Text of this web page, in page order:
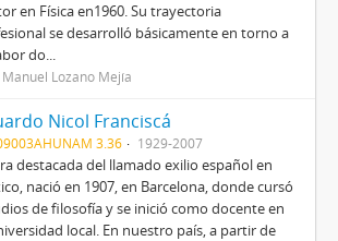
en Física en1960. Su trayectoria
se desarrolló básicamente en torno a
do...
Manuel Lozano Mejía
Nicol Franciscá
3.36 1929-2007
destacada del llamado exilio español en
nació en 1907, en Barcelona, donde cursó
de filosofía y se inició como docente en
local. En nuestro país, a partir de